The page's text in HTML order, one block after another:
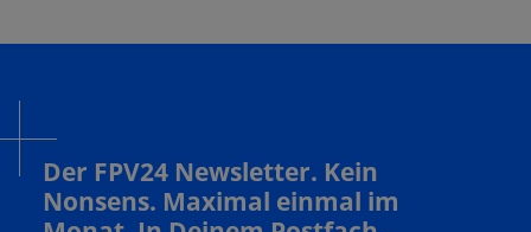
Der FPV24 Newsletter. Kein
Nonsens. Maximal einmal im